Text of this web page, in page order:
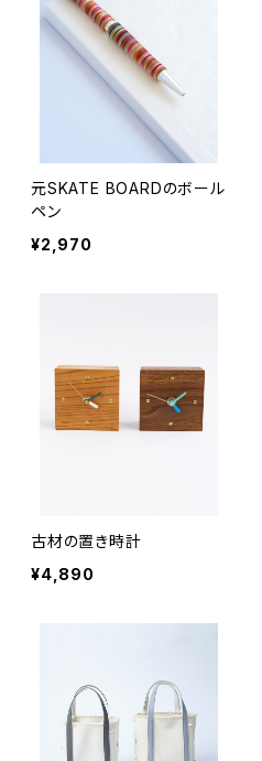
元SKATE BOARDのボール
ペン
¥2,970
古材の置き時計
¥4,890